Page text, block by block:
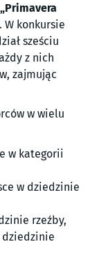
. W konkursie
sześciu
z nich
zajmując
w wielu
w kategorii
w dziedzinie
rzeźby,
dziedzinie